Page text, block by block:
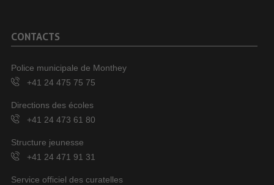
CONTACTS
Police municipale de Monthey
+41 24 475 75 75
Directions des écoles
+41 24 473 61 80
Structure jeunesse
+41 24 471 91 31
Service officiel des curatelles